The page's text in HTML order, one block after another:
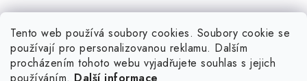
Tento web používá soubory cookies. Soubory cookie se
používají pro personalizovanou reklamu. Dalším
procházením tohoto webu vyjadřujete souhlas s jejich